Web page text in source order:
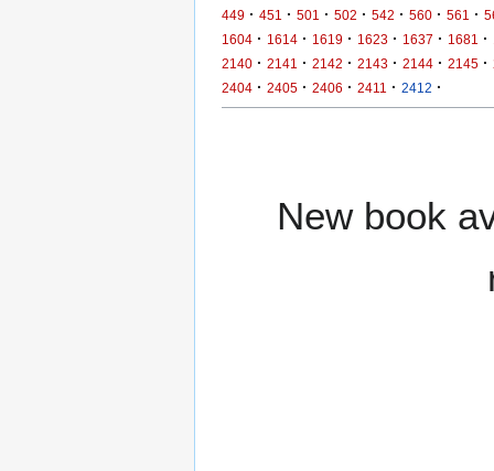
449 · 451 · 501 · 502 · 542 · 560 · 561 ·
1604 · 1614 · 1619 · 1623 · 1637 · 1681 ·
2140 · 2141 · 2142 · 2143 · 2144 · 2145 ·
2404 · 2405 · 2406 · 2411 · 2412 ·
New book